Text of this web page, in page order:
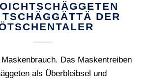
DER
Das Maskentreiben
als Überbleibsel und